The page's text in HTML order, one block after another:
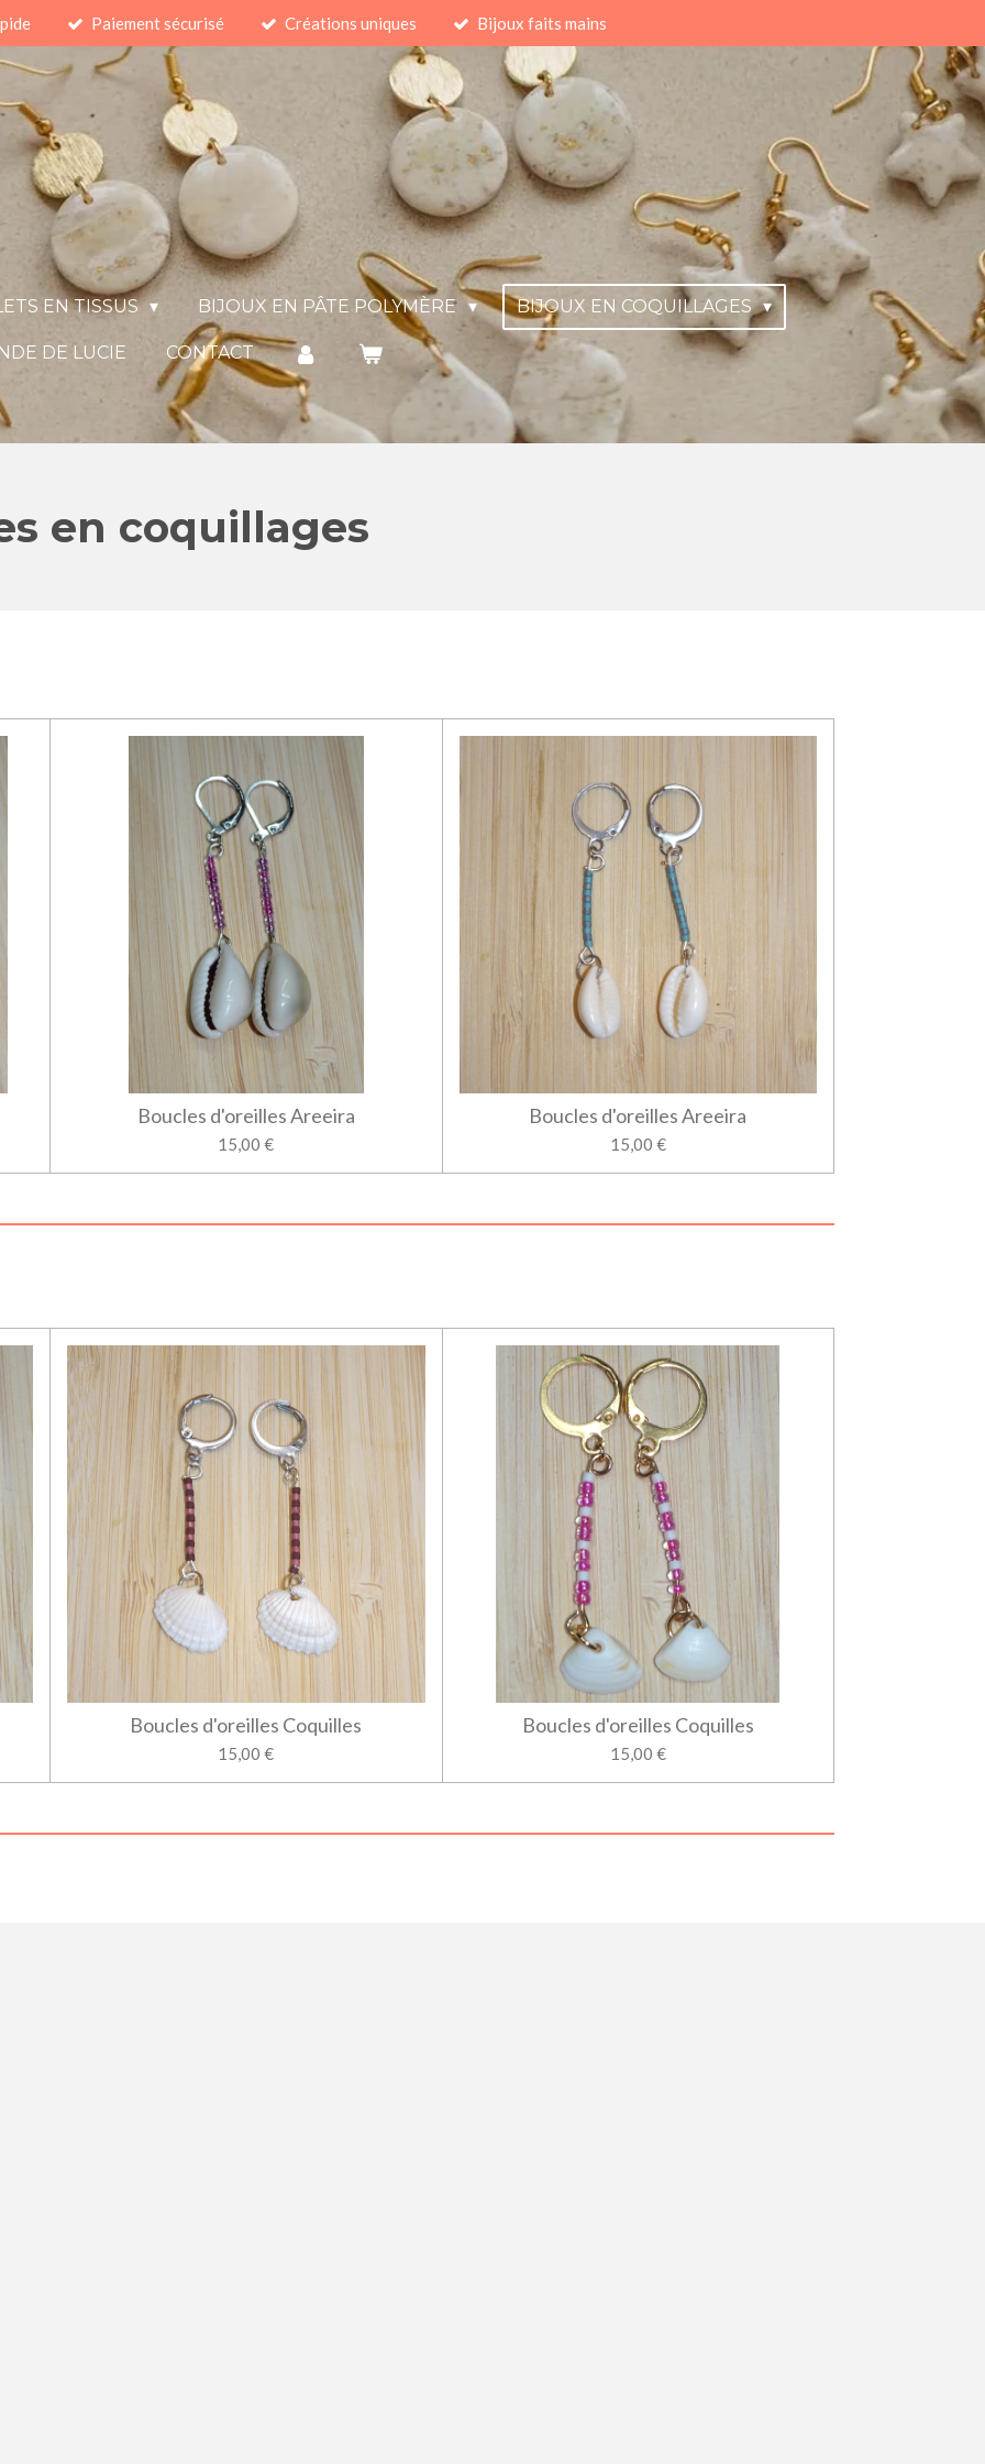
Paiement sécurisé Créations uniques Bijoux faits mains
EN TISSUS BIJOUX EN PÂTE POLYMÈRE BIJOUX EN COQUILLAGES
DE LUCIE CONTACT
en coquillages
Boucles d'oreilles Areeira
15,00 €
Boucles d'oreilles Areeira
15,00 €
Boucles d'oreilles Coquilles
15,00 €
Boucles d'oreilles Coquilles
15,00 €